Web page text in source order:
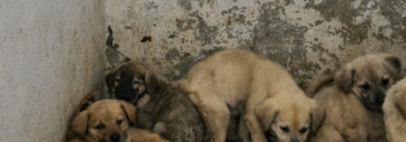
medicijnen en veterinaire zorg.
Al vanaf €3,- per donatie
Voor de dieren in Oekraïne ›